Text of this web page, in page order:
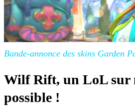
Bande-annonce des skins Garden
Wilf Rift, un LoL sur
possible !